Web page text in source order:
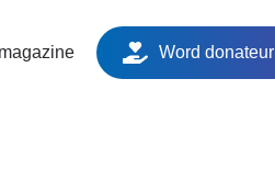
Word donateur